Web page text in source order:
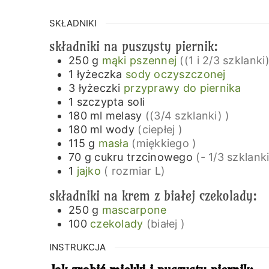
SKŁADNIKI
składniki na puszysty piernik:
250 g mąki pszennej ((1 i 2/3
1 łyżeczka sody oczyszczonej
3 łyżeczki przyprawy do piernika
1 szczypta soli
180 ml melasy ((3/4 szklanki) )
180 ml wody (ciepłej )
115 g masła (miękkiego )
70 g cukru trzcinowego (- 1/3
1 jajko ( rozmiar L)
składniki na krem z białej czekolady:
250 g mascarpone
100 czekolady (białej )
INSTRUKCJA